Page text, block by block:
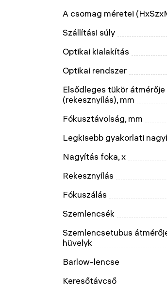
A csomag méretei
Szállítási súly
Optikai kialakítás
Optikai rendszer
Elsődleges tükör átmérője
(rekesznyílás), mm
Fókusztávolság, mm
Legkisebb gyakorlati
Nagyítás foka, x
Rekesznyílás
Fókuszálás
Szemlencsék
Szemlencsetubus
hüvelyk
Barlow-lencse
Keresőtávcső